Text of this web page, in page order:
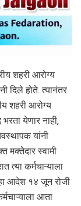
शहरी आरोग्य
दिले होते. त्यानंतर
शहरी आरोग्य
येणार नाही,
यांनी
मक्तेदार स्वामी
त्या कर्मचाऱ्याला
आदेश १४ जून रोजी
आता